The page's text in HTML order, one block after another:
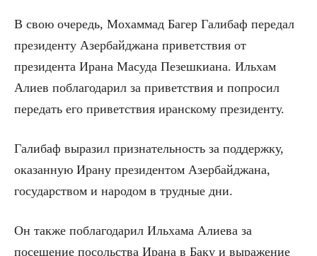
В свою очередь, Мохаммад Багер Галибаф передал
президенту Азербайджана приветствия от
президента Ирана Масуда Пезешкиана. Ильхам
Алиев поблагодарил за приветствия и попросил
передать его приветствия иранскому президенту.
Галибаф выразил признательность за поддержку,
оказанную Ирану президентом Азербайджана,
государством и народом в трудные дни.
Он также поблагодарил Ильхама Алиева за
посещение посольства Ирана в Баку и выражение